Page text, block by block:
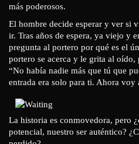
más poderosos.
El hombre decide esperar y ver si
ir. Tras años de espera, ya viejo y
pregunta al portero por qué es el
portero se acerca y le grita al oído,
“No había nadie más que tú que
entrada era solo para ti. Ahora voy
La historia es conmovedora, pero
potencial, nuestro ser auténtico?